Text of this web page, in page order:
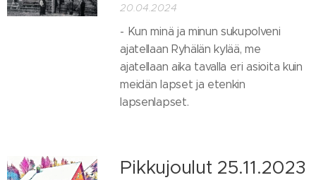
20.04.2024
- Kun minä ja minun sukupolveni
ajatellaan Ryhälän kylää, me
ajatellaan aika tavalla eri asioita kuin
meidän lapset ja etenkin
lapsenlapset.
Pikkujoulut 25.11.2023